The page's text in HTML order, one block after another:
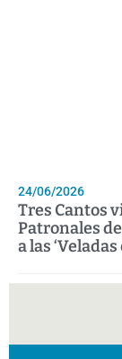
24/06/2026
Tres Cantos
Patronales
a las ‘Veladas